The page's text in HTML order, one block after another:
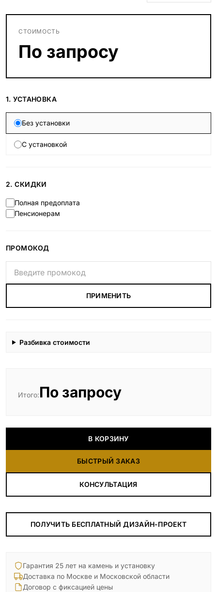
СТОИМОСТЬ
По запросу
1. УСТАНОВКА
Без установки
С установкой
2. СКИДКИ
Полная предоплата
Пенсионерам
ПРОМОКОД
ПРИМЕНИТЬ
Разбивка стоимости
Итого:По запросу
В КОРЗИНУ
БЫСТРЫЙ ЗАКАЗ
КОНСУЛЬТАЦИЯ
ПОЛУЧИТЬ БЕСПЛАТНЫЙ ДИЗАЙН-ПРОЕКТ
Гарантия 25 лет на камень и установку
Доставка по Москве и Московской области
Договор с фиксацией цены